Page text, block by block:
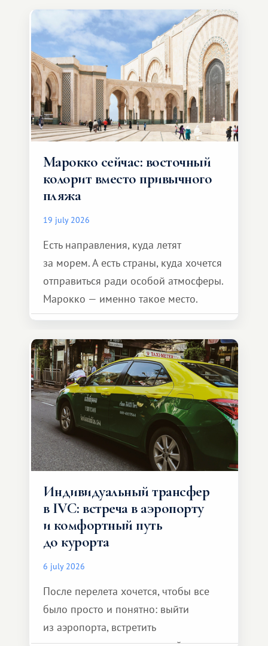
Марокко сейчас: восточный
колорит вместо привычного
пляжа
19 july 2026
Есть направления, куда летят
за морем. А есть страны, куда хочется
отправиться ради особой атмосферы.
Марокко — именно такое место.
Индивидуальный трансфер
в IVC: встреча в аэропорту
и комфортный путь
до курорта
6 july 2026
После перелета хочется, чтобы все
было просто и понятно: выйти
из аэропорта, встретить